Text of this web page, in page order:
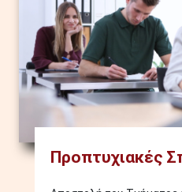
Προπτυχιακές